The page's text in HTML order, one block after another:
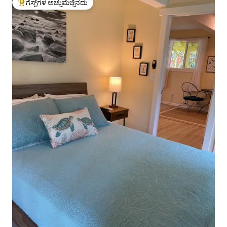
ಗೆಸ್ಟ್‌ಗಳಿಗೆ ಅತಿ ಹೆಚ್ಚು ಅಚ್ಚುಮೆಚ್ಚಿನದು
ಗೆಸ್ಟ್‌ಗಳ ಅಚ್ಚುಮೆಚ್ಚಿನದು